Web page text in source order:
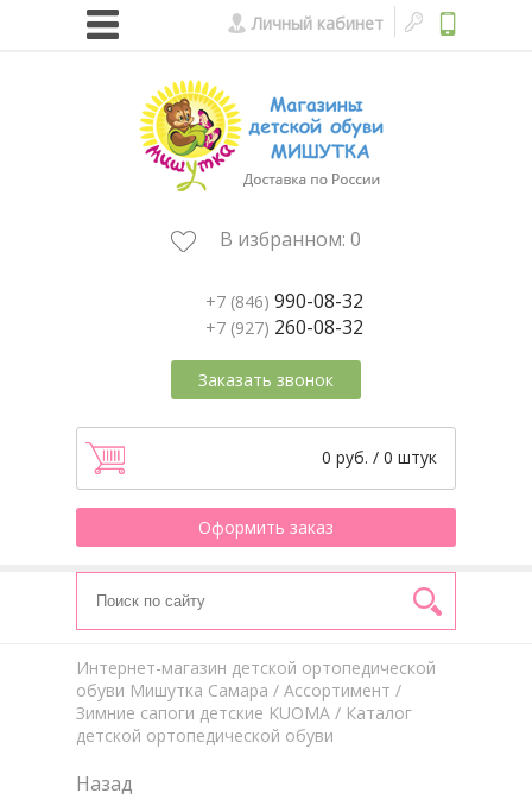
Личный кабинет
В избранном: 0
+7 (846) 990-08-32
+7 (927) 260-08-32
Заказать звонок
0 руб. / 0 штук
Оформить заказ
Интернет-магазин детской ортопедической
обуви Мишутка Самара / Aссортимент /
Зимние сапоги детские KUOMA / Каталог
детской ортопедической обуви
Назад